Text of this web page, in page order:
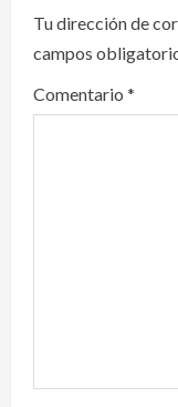
i
g
a
Tu dirección de
campos
Comentario *